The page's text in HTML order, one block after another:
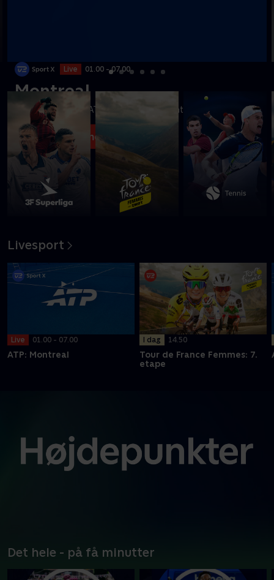
Live 01.00 - 07.00
Montreal
Følg kampene fra ATP-turneringen i Montreal
Se med nu
Livesport
Live 01.00 - 07.00
ATP: Montreal
I dag 14.50
Tour de France Femmes: 7.
etape
Det hele - på få minutter